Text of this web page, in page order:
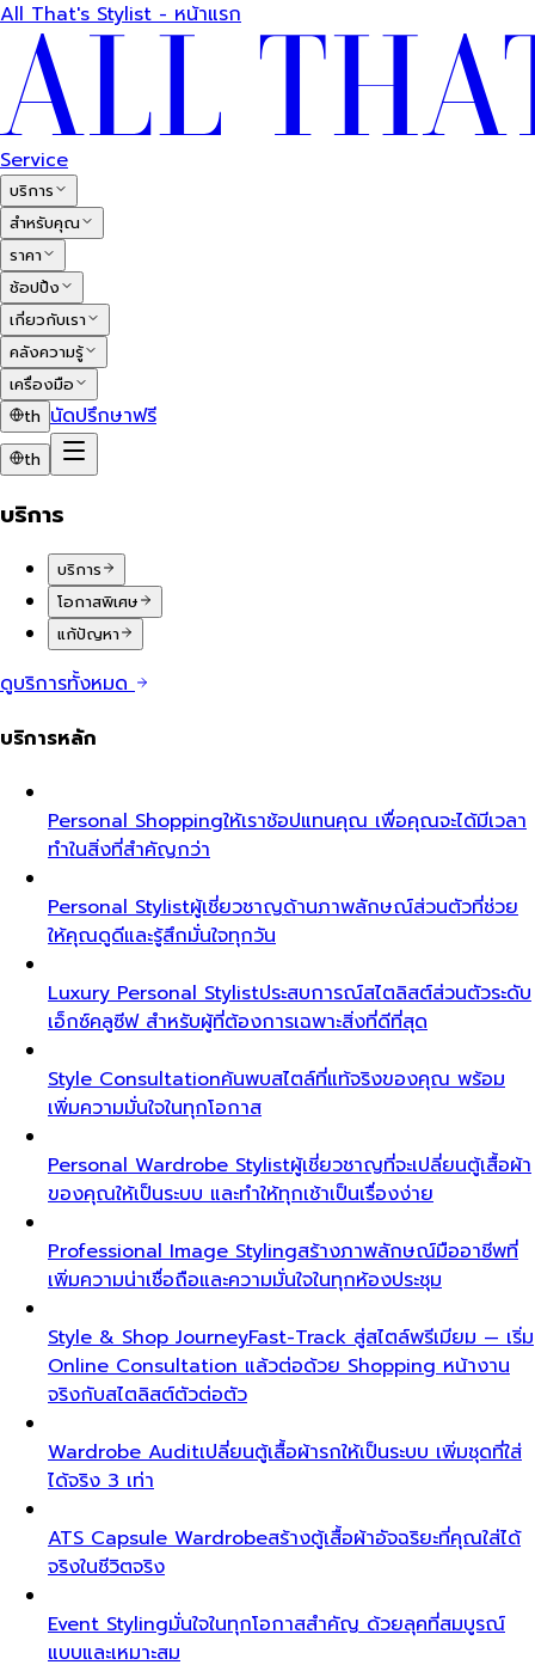
All That's Stylist - หน้าแรก
Service
บริการ
สำหรับคุณ
ราคา
ช้อปปิ้ง
เกี่ยวกับเรา
คลังความรู้
เครื่องมือ
th นัดปรึกษาฟรี
th
บริการ
บริการ
โอกาสพิเศษ
แก้ปัญหา
ดูบริการทั้งหมด
บริการหลัก
Personal Shoppingให้เราช้อปแทนคุณ เพื่อคุณจะได้มีเวลา
ทำในสิ่งที่สำคัญกว่า
Personal Stylistผู้เชี่ยวชาญด้านภาพลักษณ์ส่วนตัวที่ช่วย
ให้คุณดูดีและรู้สึกมั่นใจทุกวัน
Luxury Personal Stylistประสบการณ์สไตลิสต์ส่วนตัวระดับ
เอ็กซ์คลูซีฟ สำหรับผู้ที่ต้องการเฉพาะสิ่งที่ดีที่สุด
Style Consultationค้นพบสไตล์ที่แท้จริงของคุณ พร้อม
เพิ่มความมั่นใจในทุกโอกาส
Personal Wardrobe Stylistผู้เชี่ยวชาญที่จะเปลี่ยนตู้เสื้อผ้า
ของคุณให้เป็นระบบ และทำให้ทุกเช้าเป็นเรื่องง่าย
Professional Image Stylingสร้างภาพลักษณ์มืออาชีพที่
เพิ่มความน่าเชื่อถือและความมั่นใจในทุกห้องประชุม
Style & Shop JourneyFast-Track สู่สไตล์พรีเมียม — เริ่ม
Online Consultation แล้วต่อด้วย Shopping หน้างาน
จริงกับสไตลิสต์ตัวต่อตัว
Wardrobe Auditเปลี่ยนตู้เสื้อผ้ารกให้เป็นระบบ เพิ่มชุดที่ใส่
ได้จริง 3 เท่า
ATS Capsule Wardrobeสร้างตู้เสื้อผ้าอัจฉริยะที่คุณใส่ได้
จริงในชีวิตจริง
Event Stylingมั่นใจในทุกโอกาสสำคัญ ด้วยลุคที่สมบูรณ์
แบบและเหมาะสม